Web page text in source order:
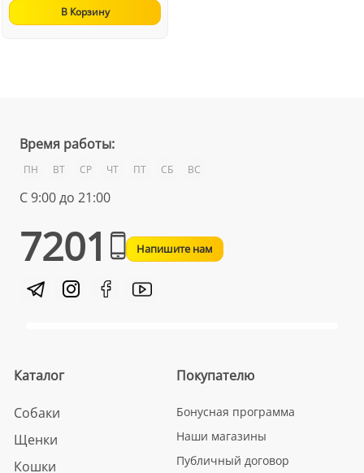
В Корзину
Время работы:
ПН ВТ СР ЧТ ПТ СБ ВС
С 9:00 до 21:00
7201 Напишите нам
Каталог
Собаки
Щенки
Кошки
Покупателю
Бонусная программа
Наши магазины
Публичный договор